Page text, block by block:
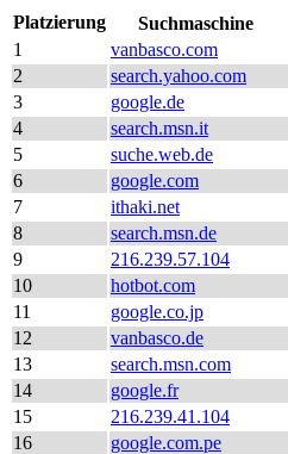
Platzierung Suchmaschine
1
vanbasco.com
2
search.yahoo.com
3
google.de
4
search.msn.it
5
suche.web.de
6
google.com
7
ithaki.net
8
search.msn.de
9
216.239.57.104
10
hotbot.com
11
google.co.jp
12
vanbasco.de
13
search.msn.com
14
google.fr
15
216.239.41.104
16
google.com.pe